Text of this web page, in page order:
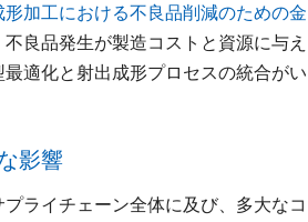
形加工における不良品削減のための金
良品発生が製造コストと資源に与え
適化と射出成形プロセスの統合がい
影響
ライチェーン全体に及び、多大なコ